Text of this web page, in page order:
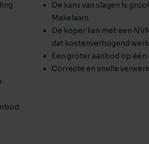
De kans van slagen is
Makelaars.
De koper kan met een
dat kostenverhogend
Een groter aanbod op
Correcte en snelle